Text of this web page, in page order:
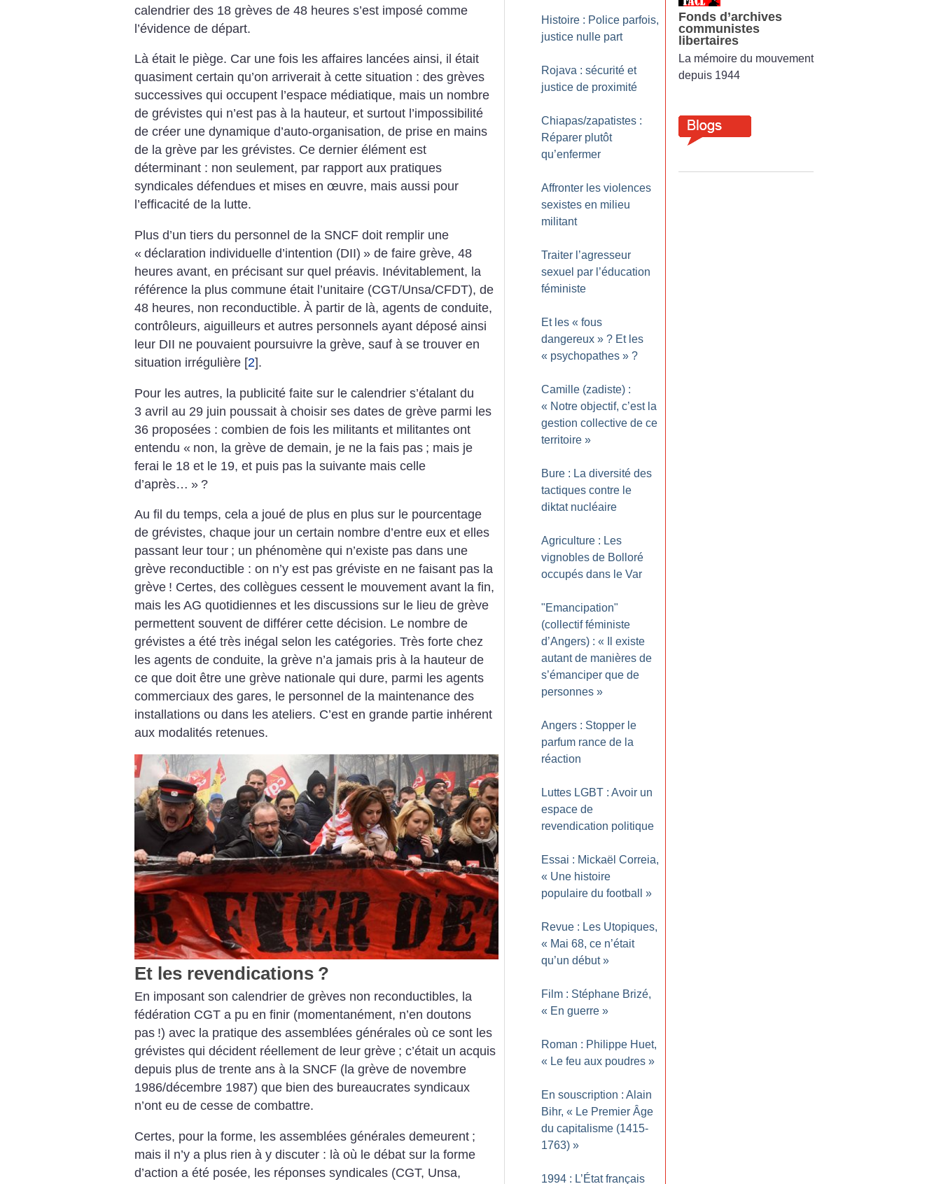
calendrier des 18 grèves de 48 heures s’est imposé comme
l’évidence de départ.
Là était le piège. Car une fois les affaires lancées ainsi, il était
quasiment certain qu’on arriverait à cette situation : des grèves
successives qui occupent l’espace médiatique, mais un nombre
de grévistes qui n’est pas à la hauteur, et surtout l’impossibilité
de créer une dynamique d’auto-organisation, de prise en mains
de la grève par les grévistes. Ce dernier élément est
déterminant : non seulement, par rapport aux pratiques
syndicales défendues et mises en œuvre, mais aussi pour
l’efficacité de la lutte.
Plus d’un tiers du personnel de la SNCF doit remplir une
« déclaration individuelle d’intention (DII) » de faire grève, 48
heures avant, en précisant sur quel préavis. Inévitablement, la
référence la plus commune était l’unitaire (CGT/Unsa/CFDT), de
48 heures, non reconductible. À partir de là, agents de conduite,
contrôleurs, aiguilleurs et autres personnels ayant déposé ainsi
leur DII ne pouvaient poursuivre la grève, sauf à se trouver en
situation irrégulière [2].
Pour les autres, la publicité faite sur le calendrier s’étalant du
3 avril au 29 juin poussait à choisir ses dates de grève parmi les
36 proposées : combien de fois les militants et militantes ont
entendu « non, la grève de demain, je ne la fais pas ; mais je
ferai le 18 et le 19, et puis pas la suivante mais celle
d’après… » ?
Au fil du temps, cela a joué de plus en plus sur le pourcentage
de grévistes, chaque jour un certain nombre d’entre eux et elles
passant leur tour ; un phénomène qui n’existe pas dans une
grève reconductible : on n’y est pas gréviste en ne faisant pas la
grève ! Certes, des collègues cessent le mouvement avant la fin,
mais les AG quotidiennes et les discussions sur le lieu de grève
permettent souvent de différer cette décision. Le nombre de
grévistes a été très inégal selon les catégories. Très forte chez
les agents de conduite, la grève n’a jamais pris à la hauteur de
ce que doit être une grève nationale qui dure, parmi les agents
commerciaux des gares, le personnel de la maintenance des
installations ou dans les ateliers. C’est en grande partie inhérent
aux modalités retenues.
Et les revendications ?
En imposant son calendrier de grèves non reconductibles, la
fédération CGT a pu en finir (momentanément, n’en doutons
pas !) avec la pratique des assemblées générales où ce sont les
grévistes qui décident réellement de leur grève ; c’était un acquis
depuis plus de trente ans à la SNCF (la grève de novembre
1986/décembre 1987) que bien des bureaucrates syndicaux
n’ont eu de cesse de combattre.
Certes, pour la forme, les assemblées générales demeurent ;
mais il n’y a plus rien à y discuter : là où le débat sur la forme
d’action a été posée, les réponses syndicales (CGT, Unsa,
Histoire : Police parfois,
justice nulle part
Rojava : sécurité et
justice de proximité
Chiapas/zapatistes :
Réparer plutôt
qu’enfermer
Affronter les violences
sexistes en milieu
militant
Traiter l’agresseur
sexuel par l’éducation
féministe
Et les « fous
dangereux » ? Et les
« psychopathes » ?
Camille (zadiste) :
« Notre objectif, c’est la
gestion collective de ce
territoire »
Bure : La diversité des
tactiques contre le
diktat nucléaire
Agriculture : Les
vignobles de Bolloré
occupés dans le Var
"Emancipation"
(collectif féministe
d’Angers) : «
Il existe
autant de manières de
s’émanciper que de
personnes »
Angers : Stopper le
parfum rance de la
réaction
Luttes LGBT : Avoir un
espace de
revendication politique
Essai : Mickaël Correia,
« Une histoire
populaire du football
»
Revue : Les Utopiques,
« Mai 68, ce n’était
qu’un début »
Film : Stéphane Brizé,
« En guerre »
Roman : Philippe Huet,
« Le feu aux poudres »
En souscription : Alain
Bihr, « Le Premier Âge
du capitalisme (1415-
1763) »
1994 : L’État français
Fonds d’archives
communistes
libertaires
La mémoire du mouvement
depuis 1944